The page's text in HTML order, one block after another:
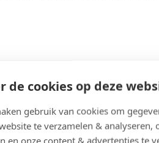
de cookies op deze
gebruik van cookies om
te verzamelen &
en onze content & advertenties te
of te kruisen, moeten